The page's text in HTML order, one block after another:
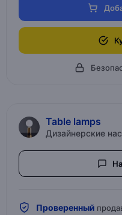
Table lamps
Дизайнерские
Проверенный